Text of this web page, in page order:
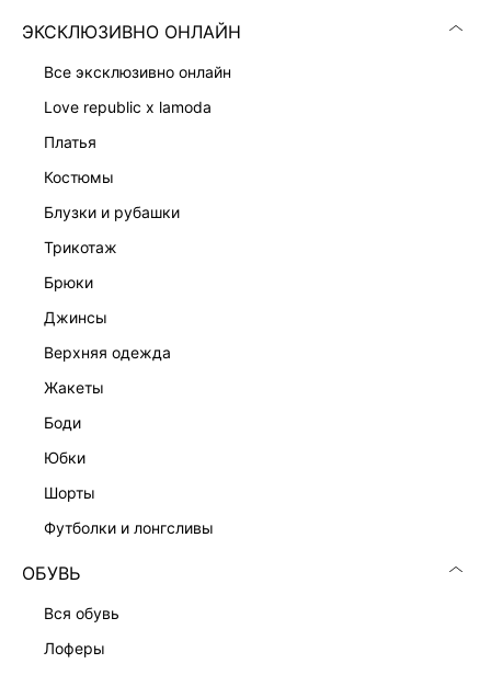
ЭКСКЛЮЗИВНО ОНЛАЙН
все эксклюзивно онлайн
love republic x lamoda
платья
костюмы
блузки и рубашки
трикотаж
брюки
джинсы
верхняя одежда
жакеты
боди
юбки
шорты
футболки и лонгсливы
ОБУВЬ
вся обувь
лоферы